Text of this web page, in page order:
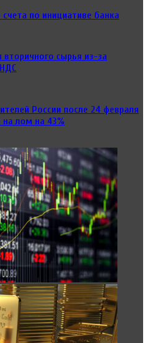
по инициативе банка
сырья из-за
России после 24 февраля
на лом на 43%